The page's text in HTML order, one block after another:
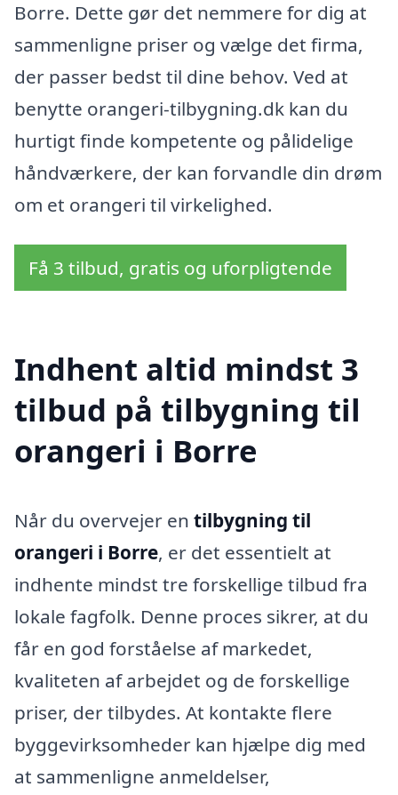
Borre. Dette gør det nemmere for dig at
sammenligne priser og vælge det firma,
der passer bedst til dine behov. Ved at
benytte orangeri-tilbygning.dk kan du
hurtigt finde kompetente og pålidelige
håndværkere, der kan forvandle din drøm
om et orangeri til virkelighed.
Få 3 tilbud, gratis og uforpligtende
Indhent altid mindst 3
tilbud på tilbygning til
orangeri i Borre
Når du overvejer en tilbygning til
orangeri i Borre, er det essentielt at
indhente mindst tre forskellige tilbud fra
lokale fagfolk. Denne proces sikrer, at du
får en god forståelse af markedet,
kvaliteten af arbejdet og de forskellige
priser, der tilbydes. At kontakte flere
byggevirksomheder kan hjælpe dig med
at sammenligne anmeldelser,